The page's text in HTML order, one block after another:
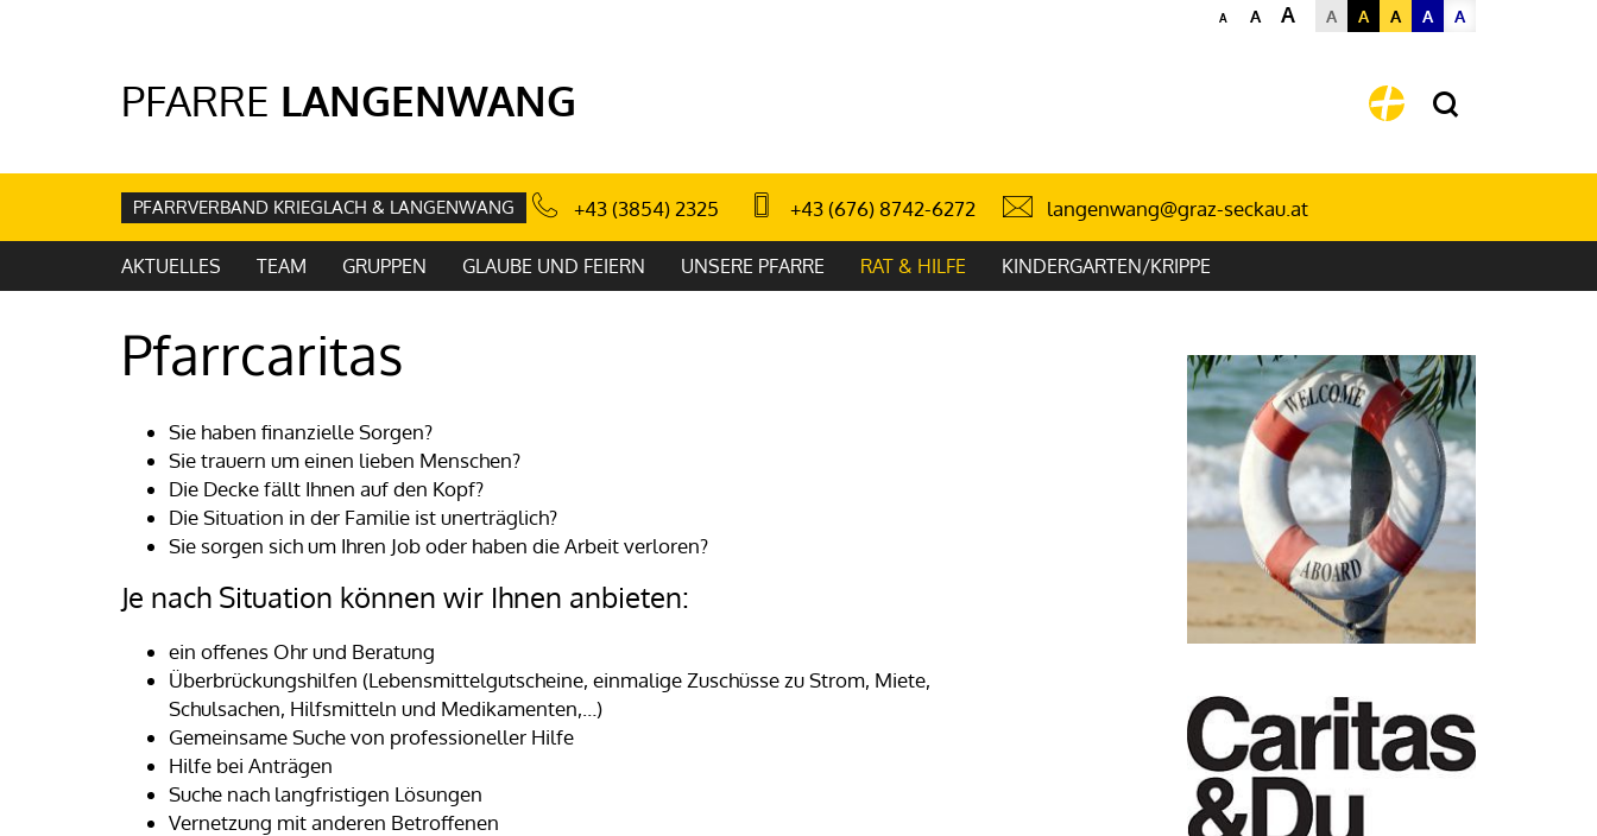
A A A A A A A A
PFARRE LANGENWANG
PFARRVERBAND KRIEGLACH & LANGENWANG +43 (3854) 2325 +43 (676) 8742-6272 langenwang@graz-seckau.at
AKTUELLES TEAM GRUPPEN GLAUBE UND FEIERN UNSERE PFARRE RAT & HILFE KINDERGARTEN/KRIPPE
Pfarrcaritas
Sie haben finanzielle Sorgen?
Sie trauern um einen lieben Menschen?
Die Decke fällt Ihnen auf den Kopf?
Die Situation in der Familie ist unerträglich?
Sie sorgen sich um Ihren Job oder haben die Arbeit verloren?
Je nach Situation können wir Ihnen anbieten:
ein offenes Ohr und Beratung
Überbrückungshilfen (Lebensmittelgutscheine, einmalige Zuschüsse zu Strom, Miete,
Schulsachen, Hilfsmitteln und Medikamenten,…)
Gemeinsame Suche von professioneller Hilfe
Hilfe bei Anträgen
Suche nach langfristigen Lösungen
Vernetzung mit anderen Betroffenen